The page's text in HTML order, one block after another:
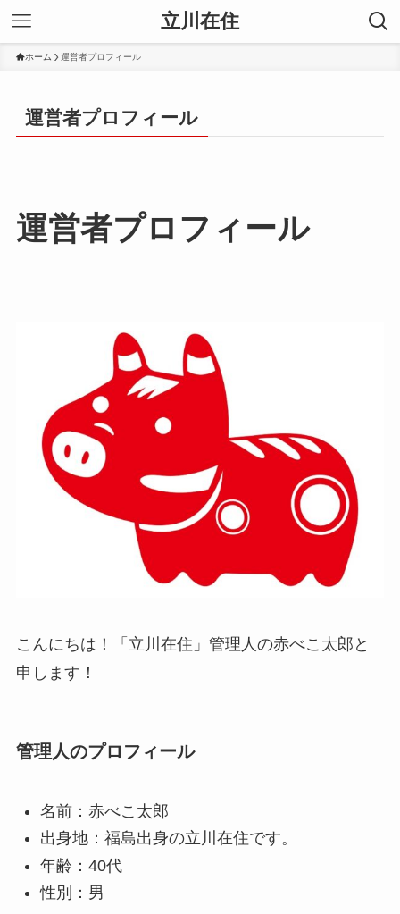
立川在住
ホーム 運営者プロフィール
運営者プロフィール
運営者プロフィール
こんにちは！「立川在住」管理人の赤べこ太郎と
申します！
管理人のプロフィール
名前：赤べこ太郎
出身地：福島出身の立川在住です。
年齢：40代
性別：男